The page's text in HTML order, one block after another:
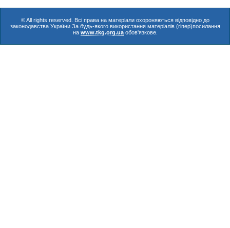
© All rights reserved. Всі права на матеріали охороняються відповідно до
законодавства України.За будь-якого використання матеріалів (гіпер)посилання
на www.tkg.org.uaобов'язкове.